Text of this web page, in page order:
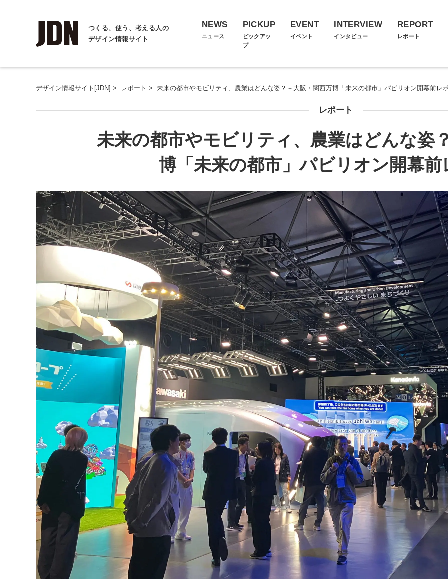
つくる、使う、考える人の
デザイン情報サイト
NEWS
ニュース
PICKUP
ピックアッ
プ
EVENT
イベント
INTERVIEW
インタビュー
REPORT
レポート
デザイン情報サイト[JDN] > レポート > 未来の都市やモビリティ、農業はどんな姿？－大阪・関西万博「未来の都市」パビリオン開幕前レ
レポート
未来の都市やモビリティ、農業はどんな姿
博「未来の都市」パビリオン開幕前